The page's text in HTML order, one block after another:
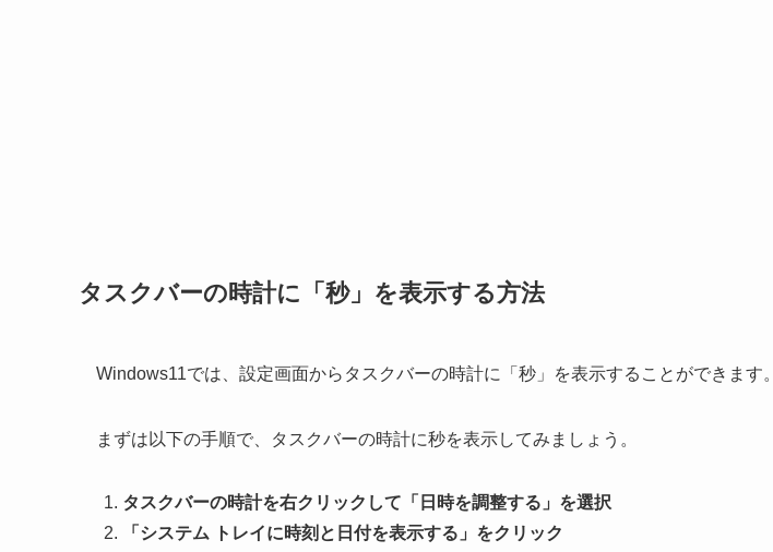
タスクバーの時計に「秒」を表示する方法
Windows11では、設定画面からタスクバーの時計に「秒」を表示することができます。
まずは以下の手順で、タスクバーの時計に秒を表示してみましょう。
タスクバーの時計を右クリックして「日時を調整する」を選択
「システム トレイに時刻と日付を表示する」をクリック